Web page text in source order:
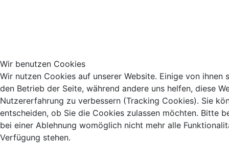
Wir benutzen Cookies
Wir nutzen Cookies auf unserer Website. Einige von ihnen
den Betrieb der Seite, während andere uns helfen, diese
Nutzererfahrung zu verbessern (Tracking Cookies). Sie
entscheiden, ob Sie die Cookies zulassen möchten. Bitte
bei einer Ablehnung womöglich nicht mehr alle
Verfügung stehen.